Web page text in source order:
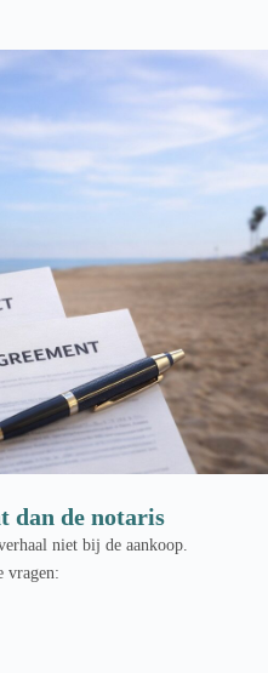
dan de notaris
niet bij de aankoop.
vragen: